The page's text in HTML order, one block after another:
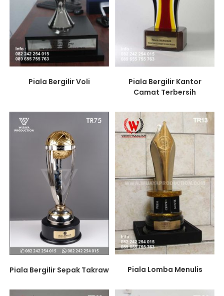
Piala Bergilir Voli
Piala Bergilir Kantor
Camat Terbersih
Piala Bergilir Sepak Takraw Piala Lomba Menulis